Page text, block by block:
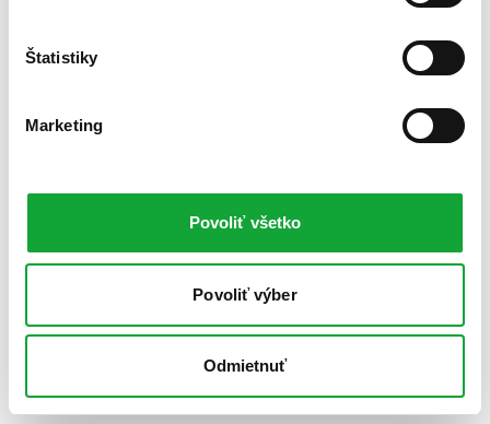
Štatistiky
Marketing
Povoliť všetko
Povoliť výber
Odmietnuť